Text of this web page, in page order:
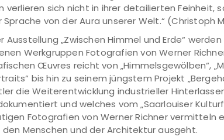
verlieren sich nicht in ihrer detailierten Feinheit,
von der Aura unserer Welt.“ (Christoph
Ausstellung „Zwischen Himmel und Erde“
Werkgruppen Fotografien von Werner
Œuvres reicht von „Himmelsgewölben“,
bis hin zu seinem jüngstem Projekt
die Weiterentwicklung industrieller
und welches vom „Saarlouiser
Fotografien von Werner Richner vermitteln
Menschen und der Architektur ausgeht.